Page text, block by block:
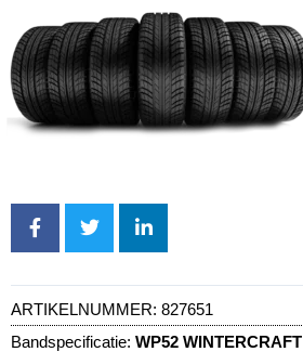
ARTIKELNUMMER: 827651
Bandspecificatie: WP52 WINTERCRAFT